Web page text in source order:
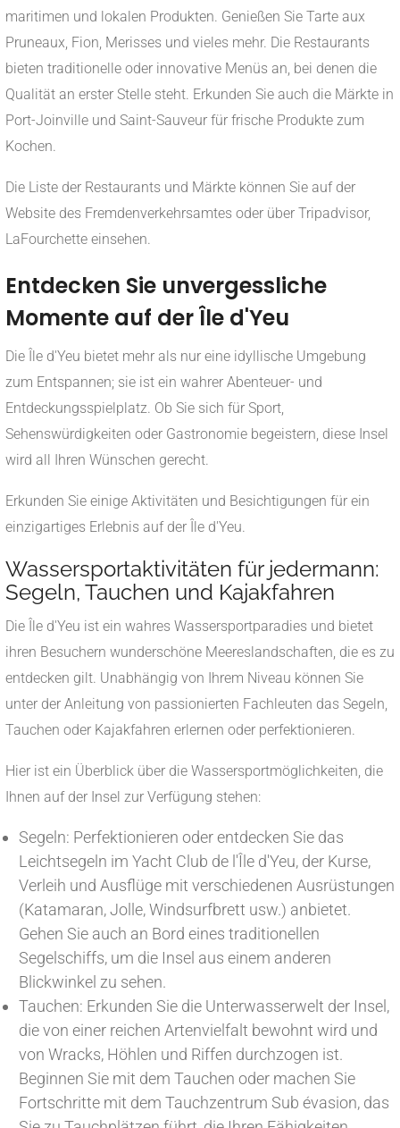
maritimen und lokalen Produkten. Genießen Sie Tarte aux
Pruneaux, Fion, Merisses und vieles mehr. Die Restaurants
bieten traditionelle oder innovative Menüs an, bei denen die
Qualität an erster Stelle steht. Erkunden Sie auch die Märkte in
Port-Joinville und Saint-Sauveur für frische Produkte zum
Kochen.
Die Liste der Restaurants und Märkte können Sie auf der
Website des Fremdenverkehrsamtes oder über Tripadvisor,
LaFourchette einsehen.
Entdecken Sie unvergessliche
Momente auf der Île d'Yeu
Die Île d'Yeu bietet mehr als nur eine idyllische Umgebung
zum Entspannen; sie ist ein wahrer Abenteuer- und
Entdeckungsspielplatz. Ob Sie sich für Sport,
Sehenswürdigkeiten oder Gastronomie begeistern, diese Insel
wird all Ihren Wünschen gerecht.
Erkunden Sie einige Aktivitäten und Besichtigungen für ein
einzigartiges Erlebnis auf der Île d'Yeu.
Wassersportaktivitäten für jedermann:
Segeln, Tauchen und Kajakfahren
Die Île d'Yeu ist ein wahres Wassersportparadies und bietet
ihren Besuchern wunderschöne Meereslandschaften, die es zu
entdecken gilt. Unabhängig von Ihrem Niveau können Sie
unter der Anleitung von passionierten Fachleuten das Segeln,
Tauchen oder Kajakfahren erlernen oder perfektionieren.
Hier ist ein Überblick über die Wassersportmöglichkeiten, die
Ihnen auf der Insel zur Verfügung stehen:
Segeln: Perfektionieren oder entdecken Sie das
Leichtsegeln im Yacht Club de l'Île d'Yeu, der Kurse,
Verleih und Ausflüge mit verschiedenen Ausrüstungen
(Katamaran, Jolle, Windsurfbrett usw.) anbietet.
Gehen Sie auch an Bord eines traditionellen
Segelschiffs, um die Insel aus einem anderen
Blickwinkel zu sehen.
Tauchen: Erkunden Sie die Unterwasserwelt der Insel,
die von einer reichen Artenvielfalt bewohnt wird und
von Wracks, Höhlen und Riffen durchzogen ist.
Beginnen Sie mit dem Tauchen oder machen Sie
Fortschritte mit dem Tauchzentrum Sub évasion, das